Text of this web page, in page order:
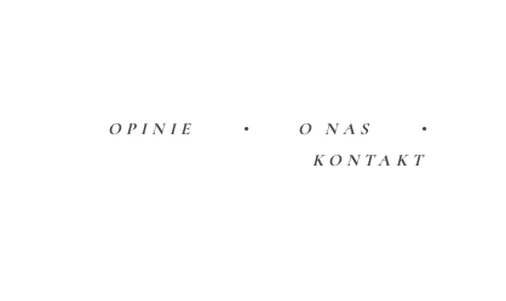
OPINIE • O NAS
•
KONTAKT